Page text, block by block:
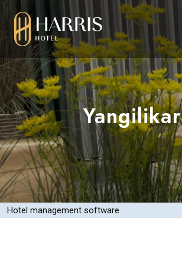
Yangilikar
Hotel management software